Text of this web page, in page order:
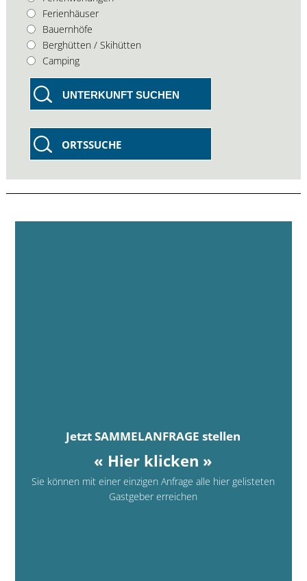
Ferienhäuser
Bauernhöfe
Berghütten / Skihütten
Camping
UNTERKUNFT SUCHEN
ORTSSUCHE
Jetzt SAMMELANFRAGE stellen
« Hier klicken »
Sie können mit einer einzigen Anfrage alle hier gelisteten
Gastgeber erreichen